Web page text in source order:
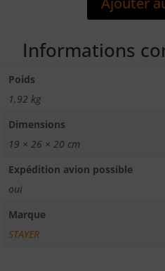
Informations
Poids
1,92 kg
Dimensions
19 × 26 × 20 cm
Expédition avion possible
oui
Marque
STAYER